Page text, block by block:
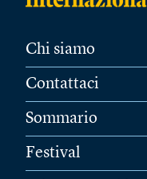
Chi siamo
Contattaci
Sommario
Festival